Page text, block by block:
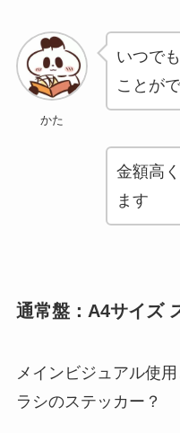
かた
いつで
ことが
金額高
ます
通常盤：A4サイズ
メインビジュアル使
ラシのステッカー？